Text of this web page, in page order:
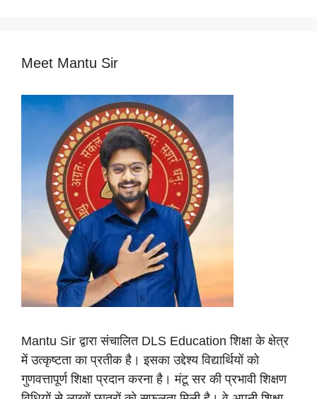
Meet Mantu Sir
Mantu Sir द्वारा संचालित DLS Education शिक्षा के क्षेत्र
में उत्कृष्टता का प्रतीक है। इसका उद्देश्य विद्यार्थियों को
गुणवत्तापूर्ण शिक्षा प्रदान करना है। मंटू सर की प्रभावी शिक्षण